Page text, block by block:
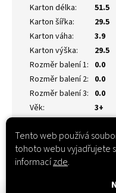
Tento web používá
tohoto webu vyjadřujete
informacízde.
Karton délka:
51.5
Karton šířka:
29.5
Karton váha:
3.9
Karton výška:
29.5
Rozměr balení 1: 0.0
Rozměr balení 2: 0.0
Rozměr balení 3: 0.0
Věk: 3+